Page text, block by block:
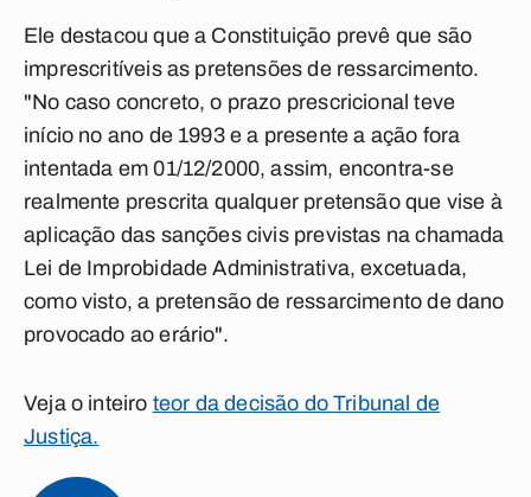
Ele destacou que a Constituição prevê que são
imprescritíveis as pretensões de ressarcimento.
"No caso concreto, o prazo prescricional teve
início no ano de 1993 e a presente a ação fora
intentada em 01/12/2000, assim, encontra-se
realmente prescrita qualquer pretensão que vise à
aplicação das sanções civis previstas na chamada
Lei de Improbidade Administrativa, excetuada,
como visto, a pretensão de ressarcimento de dano
provocado ao erário".
Veja o inteiro teor da decisão do Tribunal de
Justiça.